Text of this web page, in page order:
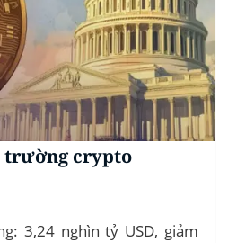
trường crypto
3,24 nghìn tỷ USD, giảm